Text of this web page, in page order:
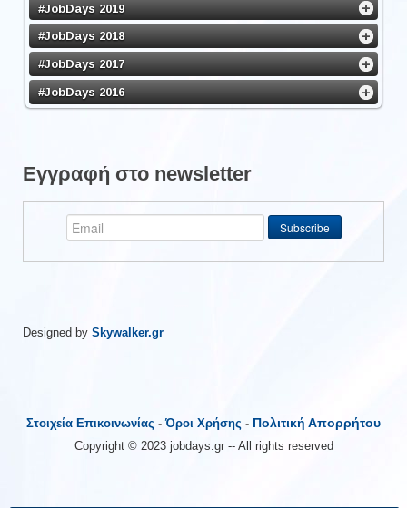
#JobDays 2019
#JobDays 2018
#JobDays 2017
#JobDays 2016
Εγγραφή στο newsletter
Designed by Skywalker.gr
Στοιχεία Επικοινωνίας -Όροι Χρήσης - Πολιτική Απορρήτου
Copyright © 2023 jobdays.gr -- All rights reserved